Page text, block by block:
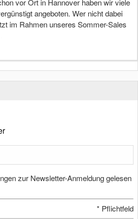
vor Ort in Hannover haben wir viele
angeboten. Wer nicht dabei
im Rahmen unseres Sommer-Sales
zur Newsletter-Anmeldung gelesen
* Pflichtfeld